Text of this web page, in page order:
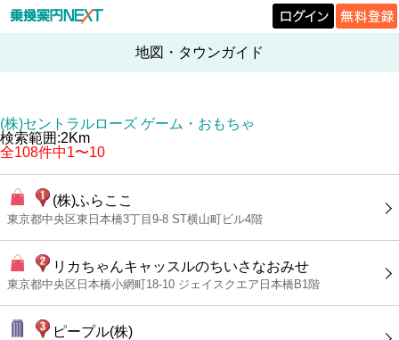
地図・タウンガイド
(株)セントラルローズ ゲーム・おもちゃ
検索範囲:2Km
全108件中1〜10
(株)ふらここ
東京都中央区東日本橋3丁目9-8 ST横山町ビル4階
リカちゃんキャッスルのちいさなおみせ
東京都中央区日本橋小網町18-10 ジェイスクエア日本橋B1階
ピープル(株)